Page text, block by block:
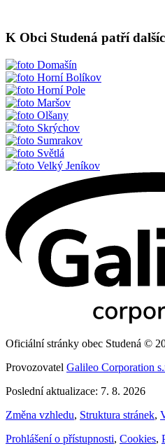
K Obci Studená patří
Domašín
Horní Bolíkov
Horní Pole
Maršov
Olšany
Skrýchov
Sumrakov
Světlá
Velký Jeníkov
Oficiální stránky obec Studená ©
Provozovatel Galileo Corporation
Poslední aktualizace: 7. 8. 2026
Změna vzhledu, Struktura stránek,
Prohlášení o přístupnosti, Cookies,